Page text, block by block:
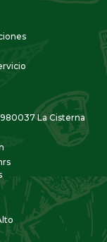
La Cisterna